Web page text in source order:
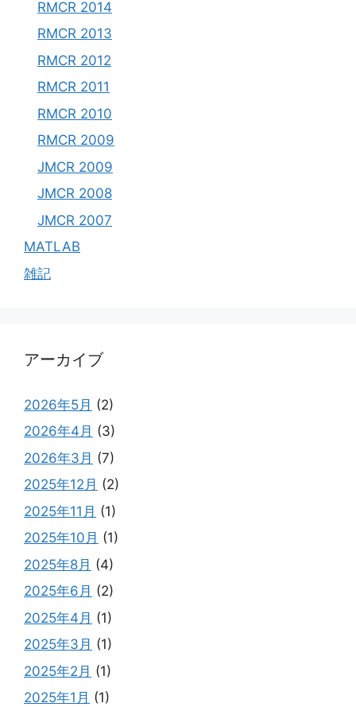
RMCR 2014
RMCR 2013
RMCR 2012
RMCR 2011
RMCR 2010
RMCR 2009
JMCR 2009
JMCR 2008
JMCR 2007
MATLAB
雑記
アーカイブ
2026年5月 (2)
2026年4月 (3)
2026年3月 (7)
2025年12月 (2)
2025年11月 (1)
2025年10月 (1)
2025年8月 (4)
2025年6月 (2)
2025年4月 (1)
2025年3月 (1)
2025年2月 (1)
2025年1月 (1)